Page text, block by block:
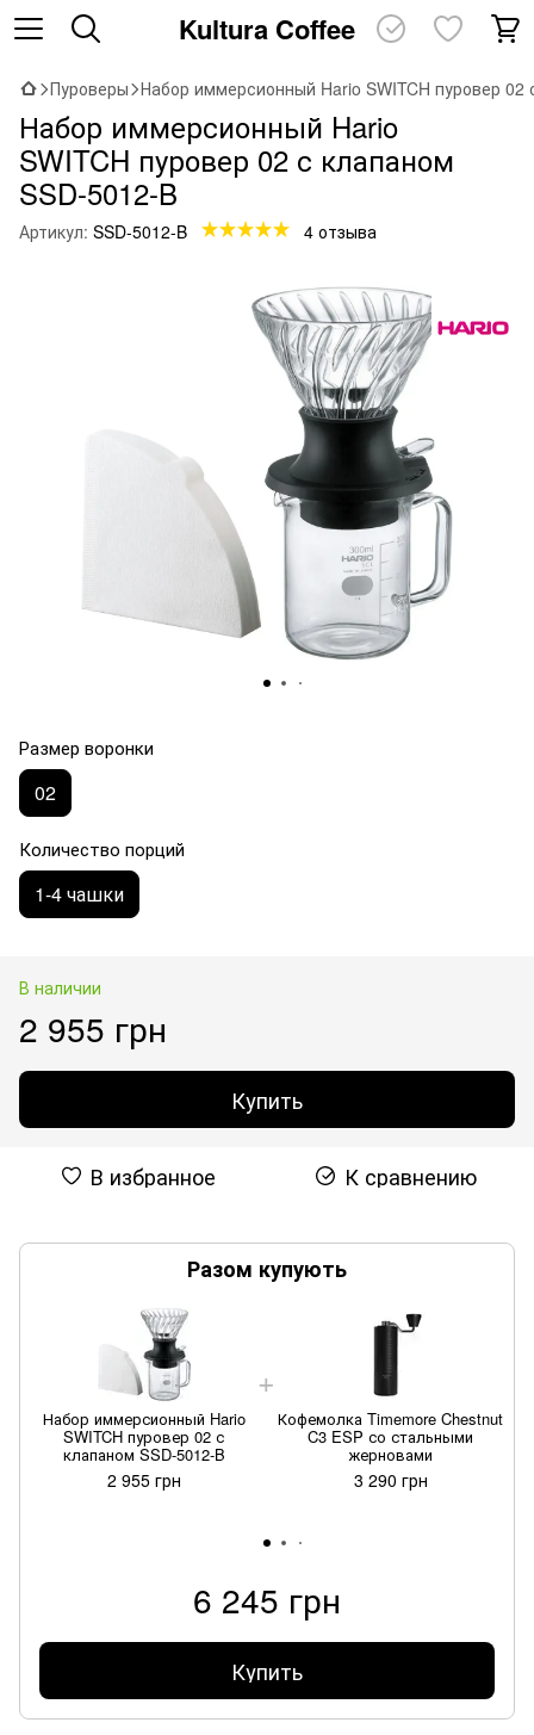
Kultura Coffee
Пуроверы Набор иммерсионный Hario SWITCH пуровер 02
Набор иммерсионный Hario
SWITCH пуровер 02 с клапаном
SSD-5012-B
Артикул: SSD-5012-B 4 отзыва
Размер воронки
02
Количество порций
1-4 чашки
В наличии
2 955 грн
Купить
В избранное К сравнению
Разом купують
Набор иммерсионный Hario
SWITCH пуровер 02 с
клапаном SSD-5012-B
2 955 грн
Кофемолка Timemore Chestnut
C3 ESP со стальными
жерновами
3 290 грн
6 245 грн
Купить